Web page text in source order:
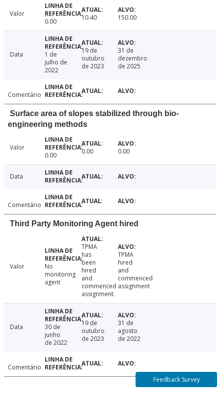
Valor
0.00
10.40 150.00
Data
1 de
julho de
2022
19 de
outubro
de 2023
31 de
dezembro
de 2025
Comentário
Surface area of slopes stabilized through bio-
engineering methods
Valor
0.00
0.00 0.00
Data
Comentário
Third Party Monitoring Agent hired
Valor
No
monitoring
agent
TPMA
has
been
hired
and
commenced
assignment.
TPMA
hired
and
commenced
assignment
Data
30 de
junho
de 2022
19 de
outubro
de 2023
31 de
agosto
de 2022
Comentário
Feedback Survey